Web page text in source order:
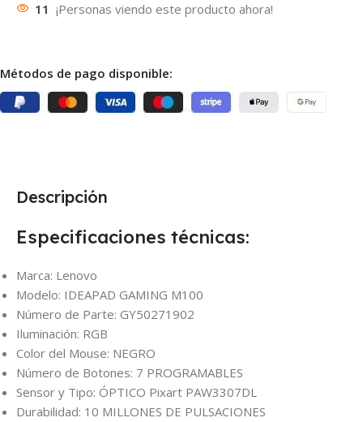
11 ¡Personas viendo este producto ahora!
Métodos de pago disponible:
Descripción
Especificaciones técnicas:
Marca: Lenovo
Modelo: IDEAPAD GAMING M100
Número de Parte: GY50271902
Iluminación: RGB
Color del Mouse: NEGRO
Número de Botones: 7 PROGRAMABLES
Sensor y Tipo: ÓPTICO Pixart PAW3307DL
Durabilidad: 10 MILLONES DE PULSACIONES